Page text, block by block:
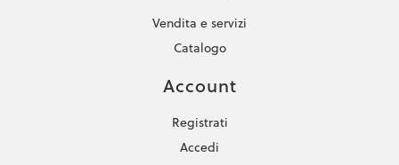
Vendita e servizi
Catalogo
Account
Registrati
Accedi